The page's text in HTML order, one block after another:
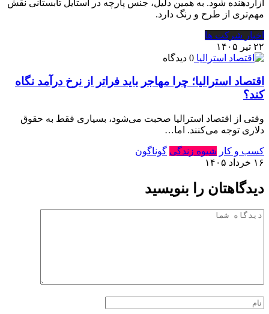
آزاردهنده شود. به همین دلیل، جنس پارچه در استایل تابستانی نقش
مهم‌تری از طرح و رنگ دارد.
اخبار شرکت ها
۲۲ تیر ۱۴۰۵
0 دیدگاه
اقتصاد استرالیا⁠؛ چرا مهاجر باید فراتر از نرخ درآمد نگاه
کند⁠؟‏
وقتی از اقتصاد استرالیا صحبت می‌شود⁠، بسیاری فقط به حقوق
دلاری توجه می‌کنند⁠.‏ اما…
کسب و کار شیوه زندگی گوناگون
۱۶ خرداد ۱۴۰۵
دیدگاهتان را بنویسید